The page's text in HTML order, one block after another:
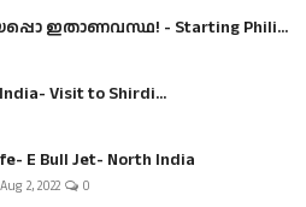
ഇതാണവസ്ഥ! - Starting Phili...
Visit to Shirdi...
E Bull Jet- North India
Aug 2, 2022 0